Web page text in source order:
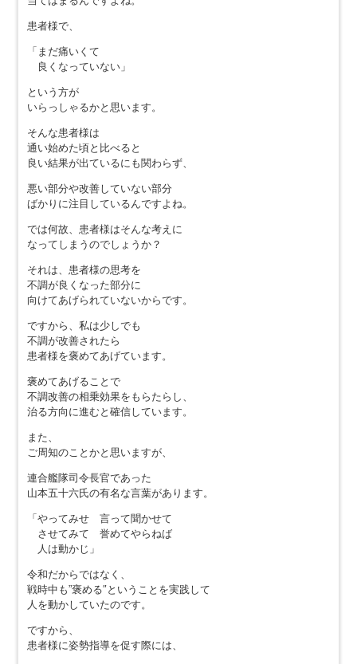
患者様で、
「まだ痛いくて
良くなっていない」
という方が
いらっしゃるかと思います。
そんな患者様は
通い始めた頃と比べると
良い結果が出ているにも関わらず、
悪い部分や改善していない部分
ばかりに注目しているんですよね。
では何故、患者様はそんな考えに
なってしまうのでしょうか？
それは、患者様の思考を
不調が良くなった部分に
向けてあげられていないからです。
ですから、私は少しでも
不調が改善されたら
患者様を褒めてあげています。
褒めてあげることで
不調改善の相乗効果をもらたらし、
治る方向に進むと確信しています。
また、
ご周知のことかと思いますが、
連合艦隊司令長官であった
山本五十六氏の有名な言葉があります。
「やってみせ 言って聞かせて
させてみて 誉めてやらねば
人は動かじ」
令和だからではなく、
戦時中も”褒める″ということを実践して
人を動かしていたのです。
ですから、
患者様に姿勢指導を促す際には、